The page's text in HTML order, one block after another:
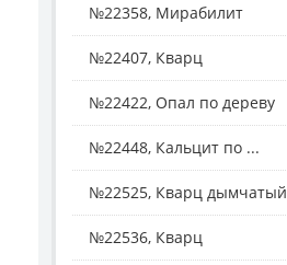
№22358, Мирабилит
№22407, Кварц
№22422, Опал по дереву
№22448, Кальцит по ...
№22525, Кварц дымчатый
№22536, Кварц